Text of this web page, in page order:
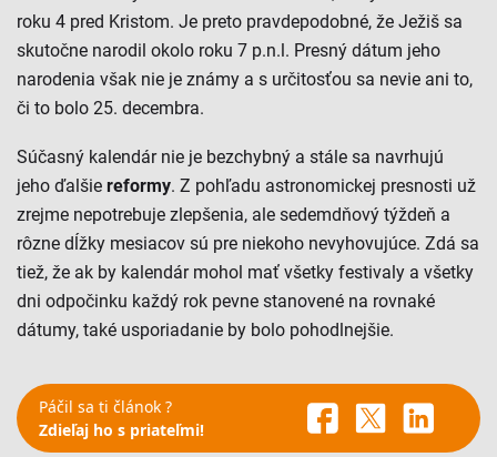
roku 4 pred Kristom. Je preto pravdepodobné, že Ježiš sa
skutočne narodil okolo roku 7 p.n.l. Presný dátum jeho
narodenia však nie je známy a s určitosťou sa nevie ani to,
či to bolo 25. decembra.
Súčasný kalendár nie je bezchybný a stále sa navrhujú
jeho ďalšie reformy. Z pohľadu astronomickej presnosti už
zrejme nepotrebuje zlepšenia, ale sedemdňový týždeň a
rôzne dĺžky mesiacov sú pre niekoho nevyhovujúce. Zdá sa
tiež, že ak by kalendár mohol mať všetky festivaly a všetky
dni odpočinku každý rok pevne stanovené na rovnaké
dátumy, také usporiadanie by bolo pohodlnejšie.
Páčil sa ti článok ?
Zdieľaj ho s priateľmi!